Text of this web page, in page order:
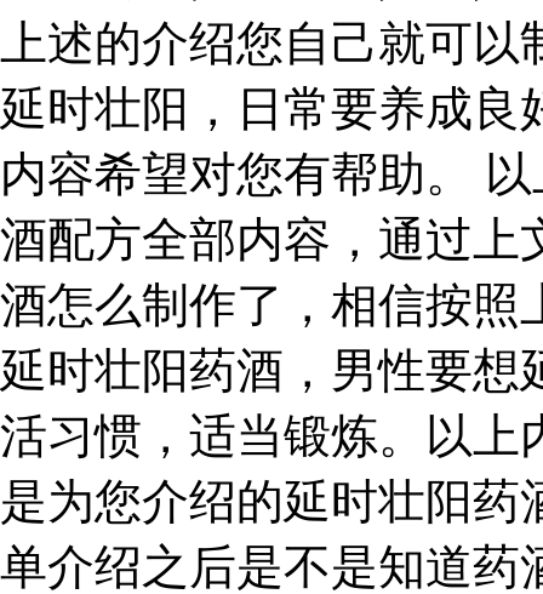
上述的介绍您自己就可
延时壮阳，日常要养成良
内容希望对您有帮助。
酒配方全部内容，通过上
酒怎么制作了，相信按照
延时壮阳药酒，男性要想
活习惯，适当锻炼。以上
是为您介绍的延时壮阳
单介绍之后是不是知道药